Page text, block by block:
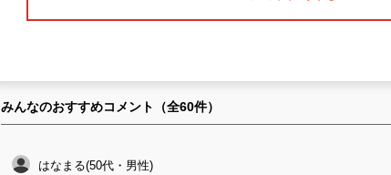
みんなのおすすめコメント（全60件）
はなまる(50代・男性)